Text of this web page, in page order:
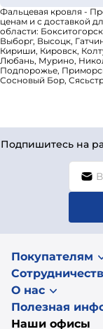
Фальцевая кровля -
ценам и с доставкой
области:
Выборг, Высоцк,
Кириши, Кировск,
Любань, Мурино,
Подпорожье,
Сосновый Бор,
Подпишитесь на
Покупателям
О нас
Полезная
Наши офисы